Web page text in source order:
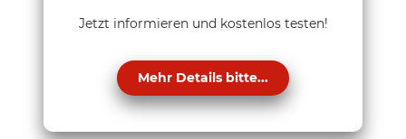
Jetzt informieren und kostenlos testen!
Mehr Details bitte...